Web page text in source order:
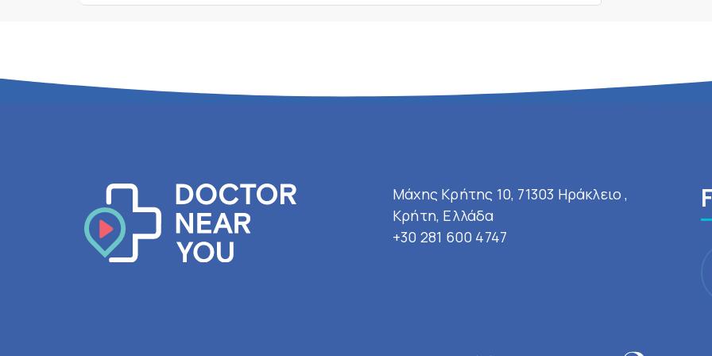
Μάχης Κρήτης 10, 71303 Ηράκλειο ,
Κρήτη, Ελλάδα
+30 281 600 4747